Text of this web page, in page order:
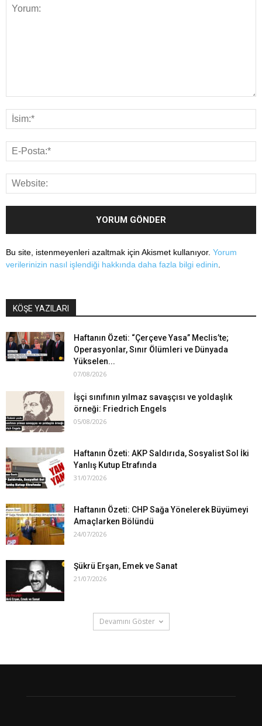
Bu site, istenmeyenleri azaltmak için Akismet kullanıyor. Yorum
verilerinizin nasıl işlendiği hakkında daha fazla bilgi edinin
KÖŞE YAZILARI
Haftanın Özeti: “Çerçeve Yasa” Meclis’te;
Operasyonlar, Sınır Ölümleri ve Dünyada
Yükselen...
07/08/2026
İşçi sınıfının yılmaz savaşçısı ve yoldaşlık
örneği: Friedrich Engels
05/08/2026
Haftanın Özeti: AKP Saldırıda, Sosyalist Sol İki
Yanlış Kutup Etrafında
31/07/2026
Haftanın Özeti: CHP Sağa Yönelerek Büyümeyi
Amaçlarken Bölündü
24/07/2026
Şükrü Erşan, Emek ve Sanat
21/07/2026
Devamını Göster